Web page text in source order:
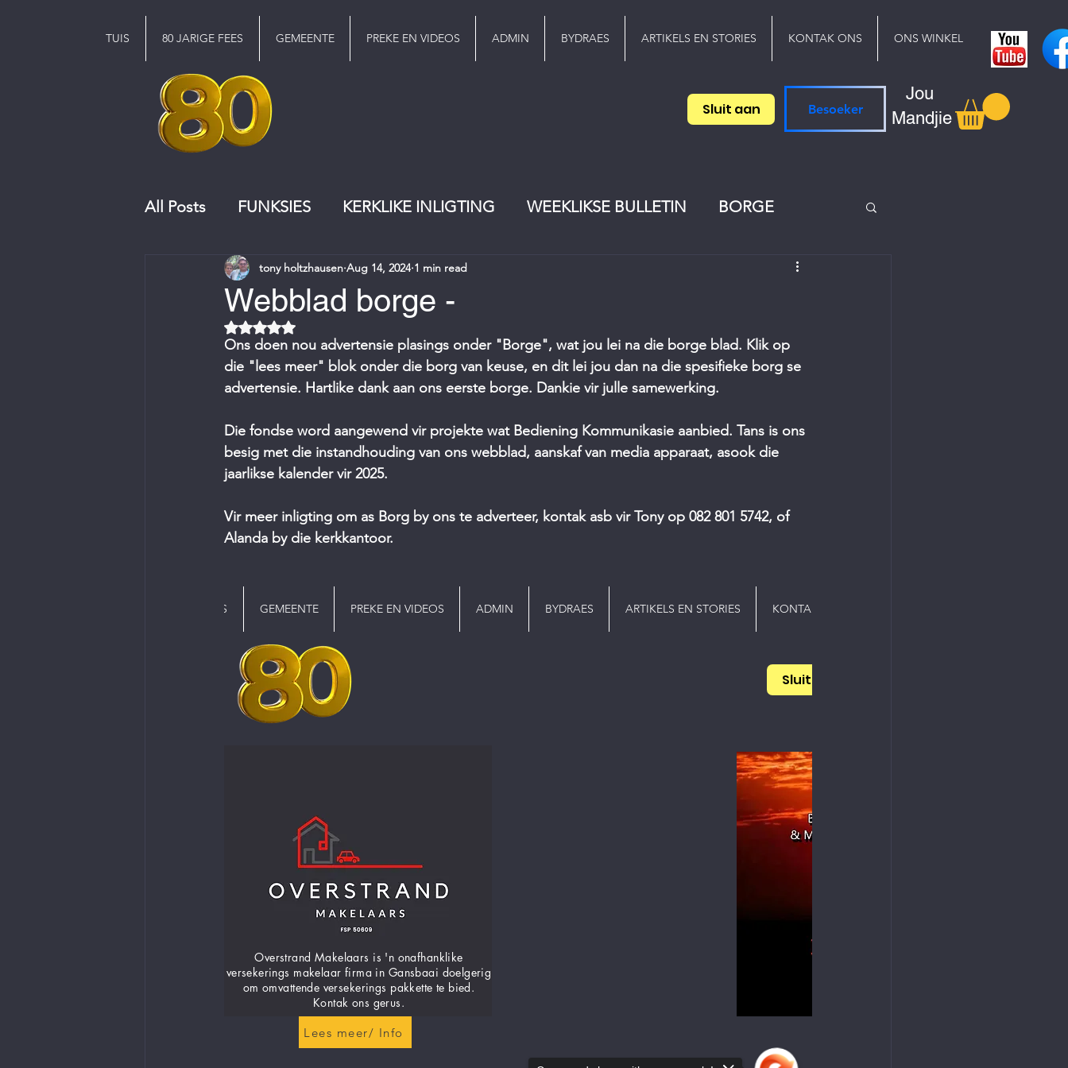
TUIS 80 JARIGE FEES GEMEENTE PREKE EN VIDEOS ADMIN BYDRAES ARTIKELS EN STORIES KONTAK ONS ONS WINKEL
Sluit aan Besoeker
Jou
Mandjie
All Posts FUNKSIES KERKLIKE INLIGTING WEEKLIKSE BULLETIN BORGE
KERKRAAD KOOR EREDIENS
Webblad borge -
tony holtzhausen Aug 14, 2024 1 min read
Rated NaN out of 5 stars.
Ons doen nou advertensie plasings onder "Borge", wat jou lei na die borge blad. Klik op
die "lees meer" blok onder die borg van keuse, en dit lei jou dan na die spesifieke borg se
advertensie. Hartlike dank aan ons eerste borge. Dankie vir julle samewerking.
Die fondse word aangewend vir projekte wat Bediening Kommunikasie aanbied. Tans is ons
besig met die instandhouding van ons webblad, aanskaf van media apparaat, asook die
jaarlikse kalender vir 2025.
Vir meer inligting om as Borg by ons te adverteer, kontak asb vir Tony op 082 801 5742, of
Alanda by die kerkkantoor.